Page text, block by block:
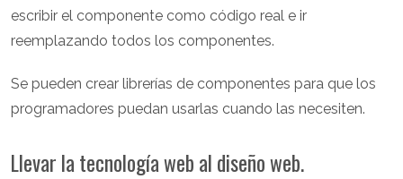
escribir el componente como código real e ir
reemplazando todos los componentes.
Se pueden crear librerías de componentes para que los
programadores puedan usarlas cuando las necesiten.
Llevar la tecnología web al diseño web.